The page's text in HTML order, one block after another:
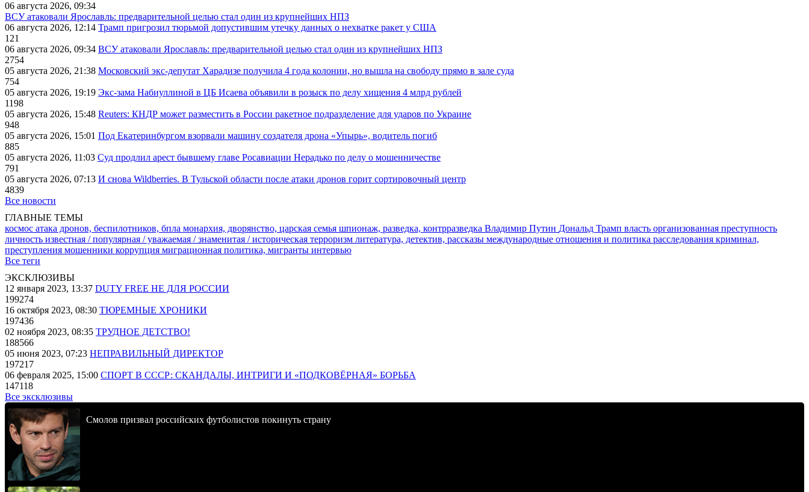
06 августа 2026, 09:34
ВСУ атаковали Ярославль: предварительной целью стал один из крупнейших НПЗ
06 августа 2026, 12:14 Трамп пригрозил тюрьмой допустившим утечку данных о нехватке ракет у США
121
06 августа 2026, 09:34 ВСУ атаковали Ярославль: предварительной целью стал один из крупнейших НПЗ
2754
05 августа 2026, 21:38 Московский экс-депутат Харадизе получила 4 года колонии, но вышла на свободу прямо в зале суда
754
05 августа 2026, 19:19 Экс-зама Набиуллиной в ЦБ Исаева объявили в розыск по делу хищения 4 млрд рублей
1198
05 августа 2026, 15:48 Reuters: КНДР может разместить в России ракетное подразделение для ударов по Украине
948
05 августа 2026, 15:01 Под Екатеринбургом взорвали машину создателя дрона «Упырь», водитель погиб
885
05 августа 2026, 11:03 Суд продлил арест бывшему главе Росавиации Нерадько по делу о мошенничестве
791
05 августа 2026, 07:13 И снова Wildberries. В Тульской области после атаки дронов горит сортировочный центр
4839
Все новости
ГЛАВНЫЕ ТЕМЫ
космос атака дронов, беспилотников, бпла монархия, дворянство, царская семья шпионаж, разведка, контрразведка Владимир Путин Дональд Трамп власть организованная преступность
личность известная / популярная / уважаемая / знаменитая / историческая терроризм литература, детектив, рассказы международные отношения и политика расследования криминал,
преступления мошенники коррупция миграционная политика, мигранты интервью
Все теги
ЭКСКЛЮЗИВЫ
12 января 2023, 13:37 DUTY FREE НЕ ДЛЯ РОССИИ
199274
16 октября 2023, 08:30 ТЮРЕМНЫЕ ХРОНИКИ
197436
02 ноября 2023, 08:35 ТРУДНОЕ ДЕТСТВО!
188566
05 июня 2023, 07:23 НЕПРАВИЛЬНЫЙ ДИРЕКТОР
197217
06 февраля 2025, 15:00 СПОРТ В СССР: СКАНДАЛЫ, ИНТРИГИ И «ПОДКОВЁРНАЯ» БОРЬБА
147118
Все эксклюзивы
Смолов призвал российских футболистов покинуть страну